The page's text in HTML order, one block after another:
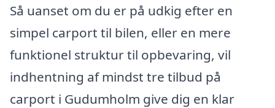
Så uanset om du er på udkig efter en
simpel carport til bilen, eller en mere
funktionel struktur til opbevaring, vil
indhentning af mindst tre tilbud på
carport i Gudumholm give dig en klar